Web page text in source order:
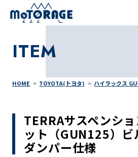
ITEM
HOME TOYOTA(トヨタ) ハイラックス
TERRAサスペンシ
ット（GUN125）ビ
ダンパー仕様